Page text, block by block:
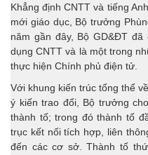
Khẳng định CNTT và tiếng
mới giáo dục, Bộ trưởng
năm gần đây, Bộ GD&ĐT
dụng CNTT và là một trong
thực hiện Chính phủ điện tử.
Với khung kiến trúc tổng thể
ý kiến trao đổi, Bộ trưởng
thành tố; trong đó thành tố
trục kết nối tích hợp, liên
đến các cơ sở. Thành tố